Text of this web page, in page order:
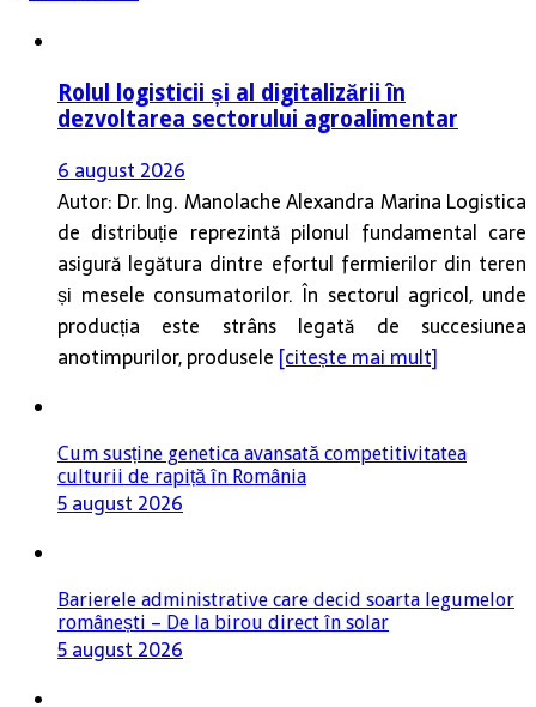
Rolul logisticii și al digitalizării în
dezvoltarea sectorului agroalimentar
6 august 2026
Autor: Dr. Ing. Manolache Alexandra Marina Logistica
de distribuție reprezintă pilonul fundamental care
asigură legătura dintre efortul fermierilor din teren
și mesele consumatorilor. În sectorul agricol, unde
producția este strâns legată de succesiunea
anotimpurilor, produsele [citește mai mult]
Cum susține genetica avansată competitivitatea
culturii de rapiță în România
5 august 2026
Barierele administrative care decid soarta legumelor
românești – De la birou direct în solar
5 august 2026